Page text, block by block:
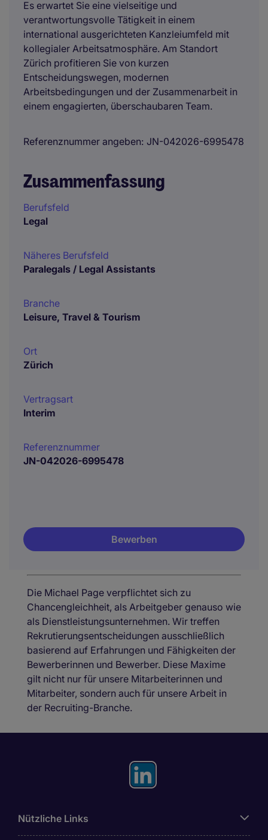
Es erwartet Sie eine vielseitige und
verantwortungsvolle Tätigkeit in einem
international ausgerichteten Kanzleiumfeld mit
kollegialer Arbeitsatmosphäre. Am Standort
Zürich profitieren Sie von kurzen
Entscheidungswegen, modernen
Arbeitsbedingungen und der Zusammenarbeit in
einem engagierten, überschaubaren Team.
Referenznummer angeben JN-042026-6995478
Zusammenfassung
Berufsfeld
Legal
Näheres Berufsfeld
Paralegals / Legal Assistants
Branche
Leisure, Travel & Tourism
Ort
Zürich
Vertragsart
Interim
Referenznummer
JN-042026-6995478
Bewerben
Die Michael Page verpflichtet sich zu
Chancengleichheit, als Arbeitgeber genauso wie
als Dienstleistungsunternehmen. Wir treffen
Rekrutierungsentscheidungen ausschließlich
basierend auf Erfahrungen und Fähigkeiten der
Bewerberinnen und Bewerber. Diese Maxime
gilt nicht nur für unsere Mitarbeiterinnen und
Mitarbeiter, sondern auch für unsere Arbeit in
der Recruiting-Branche.
Nützliche Links